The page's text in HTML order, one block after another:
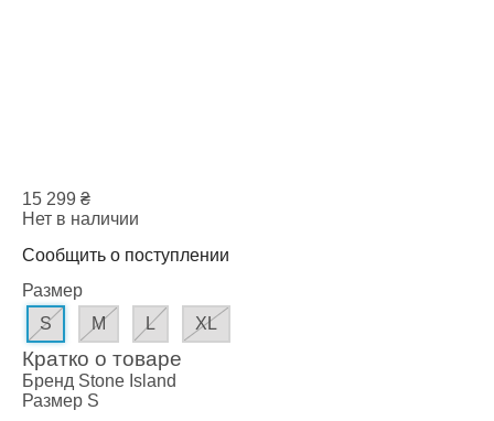
15 299 ₴
Нет в наличии
Сообщить о поступлении
Размер
S
M L XL
Кратко о товаре
Бренд Stone Island
Размер S